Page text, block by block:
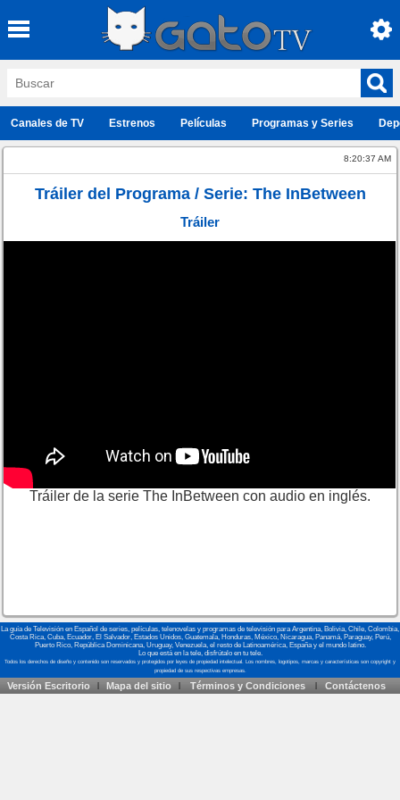
Canales de TV Estrenos Películas Programas y Series
8:20:37 AM
Tráiler del Programa / Serie: The InBetween
Tráiler
Tráiler de la serie The InBetween con audio en inglés.
La guía de Televisión en Español de series, películas, telenovelas y programas de televisión para Argentina, Bolivia, Chile, Colombia,
Costa Rica, Cuba, Ecuador, El Salvador, Estados Unidos, Guatemala, Honduras, México, Nicaragua, Panamá, Paraguay, Perú,
Puerto Rico, República Dominicana, Uruguay, Venezuela, el resto de Latinoamérica, España y el mundo latino.
Lo que está en la tele, disfrútalo en tu tele.
Versión Escritorio Mapa del sitio Términos y Condiciones Contáctenos